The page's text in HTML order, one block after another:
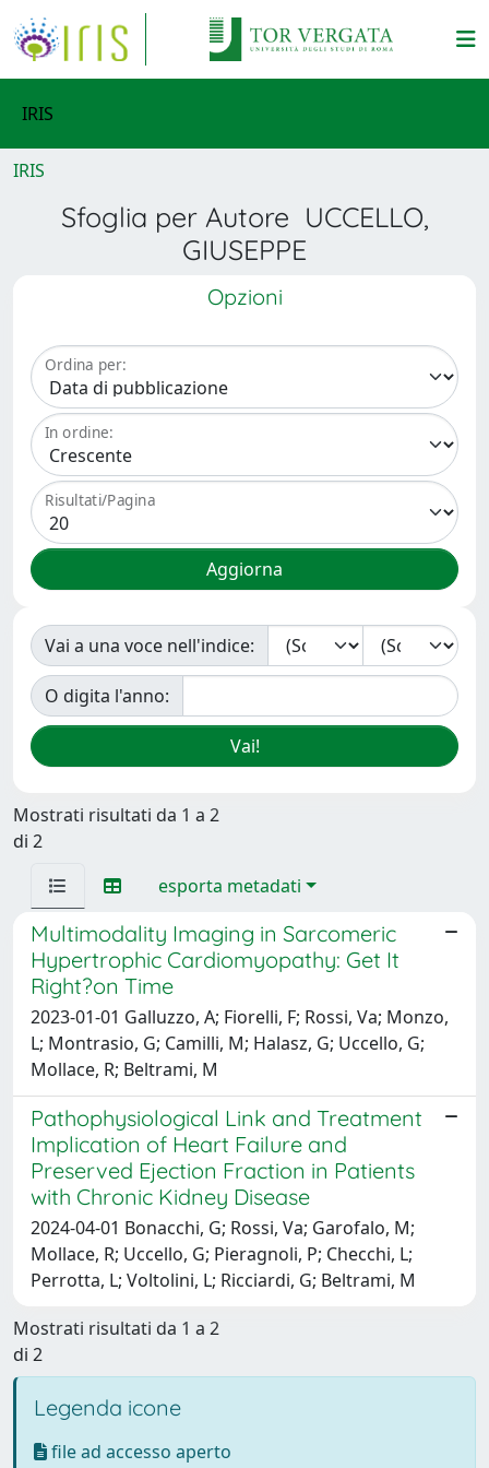
IRIS
IRIS
Sfoglia per Autore UCCELLO,
GIUSEPPE
Opzioni
Ordina per:
In ordine:
Risultati/Pagina
Vai a una voce nell'indice:
O digita l'anno:
Mostrati risultati da 1 a 2
di 2
esporta metadati
Multimodality Imaging in Sarcomeric
Hypertrophic Cardiomyopathy: Get It
Right?on Time
2023-01-01 Galluzzo, A; Fiorelli, F; Rossi, Va; Monzo,
L; Montrasio, G; Camilli, M; Halasz, G; Uccello, G;
Mollace, R; Beltrami, M
Pathophysiological Link and Treatment
Implication of Heart Failure and
Preserved Ejection Fraction in Patients
with Chronic Kidney Disease
2024-04-01 Bonacchi, G; Rossi, Va; Garofalo, M;
Mollace, R; Uccello, G; Pieragnoli, P; Checchi, L;
Perrotta, L; Voltolini, L; Ricciardi, G; Beltrami, M
Mostrati risultati da 1 a 2
di 2
Legenda icone
file ad accesso aperto